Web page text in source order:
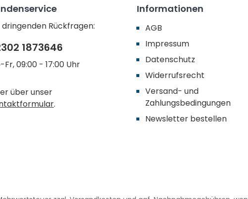
dringenden Rückfragen:
1873646
Fr, 09:00 - 17:00 Uhr
über unser
.
Informationen
AGB
Impressum
Datenschutz
Widerrufsrecht
Versand- und
Zahlungsbedingungen
Newsletter bestellen